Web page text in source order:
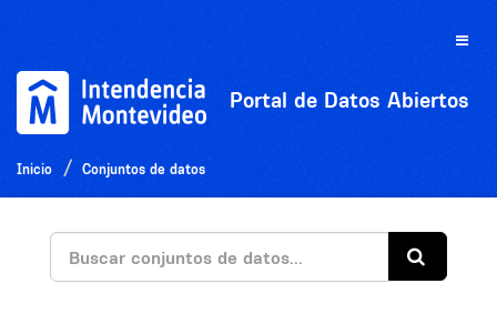
Toggle
Portal de Datos Abiertos
Inicio Conjuntos de datos